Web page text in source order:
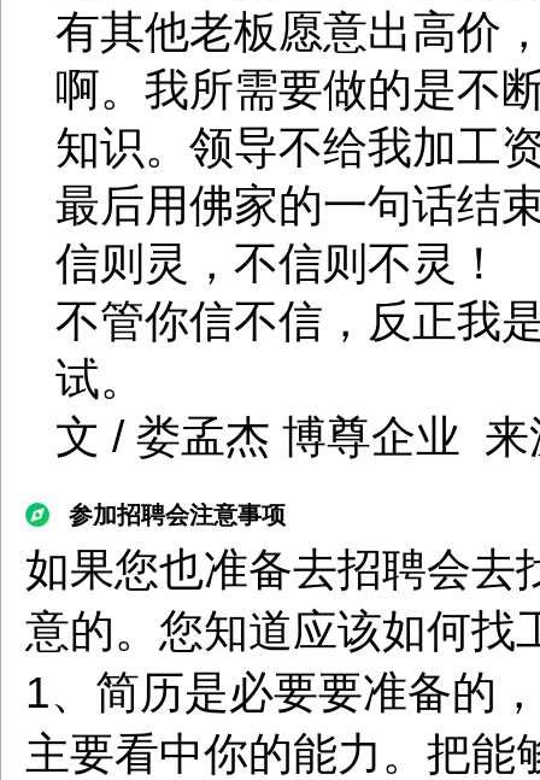
有其他老板愿意出高价
啊。我所需要做的是不
知识。领导不给我加工
最后用佛家的一句话结
信则灵，不信则不灵！
不管你信不信，反正我
试。
文 / 娄孟杰 博尊企业
参加招聘会注意事项
如果您也准备去招聘会去
意的。您知道应该如何找
1、简历是必要要准备的
主要看中你的能力。把能